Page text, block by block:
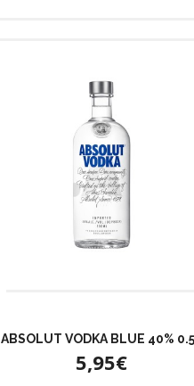
ABSOLUT VODKA BLUE 40%
5,95€